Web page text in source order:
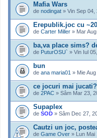
Mafia Wars
de nodingat » Vin Sep 04,
Erepublik.joc cu
de Carter Miller » Mar
ba,va place sims?
de PuturOSU` » Vin Iul
bun
de ana maria01 » Mie
ce jocuri mai jucati?
de 2PAC » Sâm Mar 23,
Supaplex
de SOD » Sâm Dec 27,
Cautzi un joc,
de Game Over » Lun Mai